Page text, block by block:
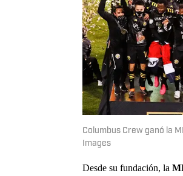
Columbus Crew ganó la
Images
Desde su fundación, la